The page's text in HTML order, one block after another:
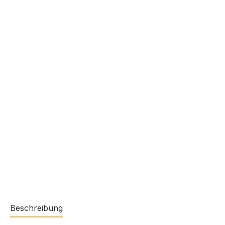
Beschreibung